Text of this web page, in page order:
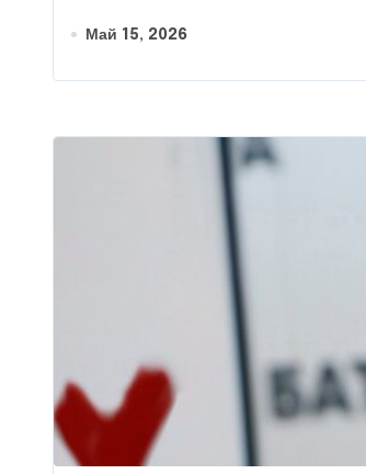
Май 15, 2026